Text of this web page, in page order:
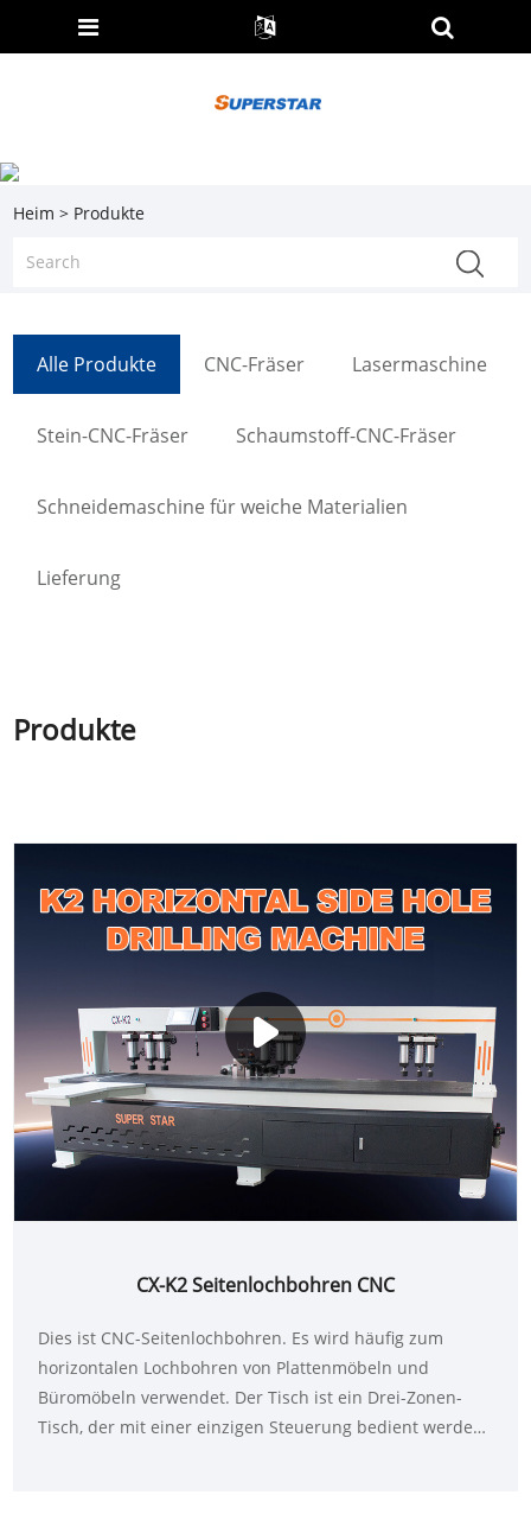
Heim > Produkte
Alle Produkte CNC-Fräser Lasermaschine
Stein-CNC-Fräser Schaumstoff-CNC-Fräser
Schneidemaschine für weiche Materialien
Lieferung
Produkte
CX-K2 Seitenlochbohren CNC
Dies ist CNC-Seitenlochbohren. Es wird häufig zum
horizontalen Lochbohren von Plattenmöbeln und
Büromöbeln verwendet. Der Tisch ist ein Drei-Zonen-
Tisch, der mit einer einzigen Steuerung bedient werden